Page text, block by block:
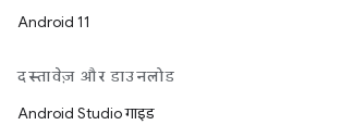
Android 11
दस्तावेज़ और डाउनलोड
Android Studio गाइड